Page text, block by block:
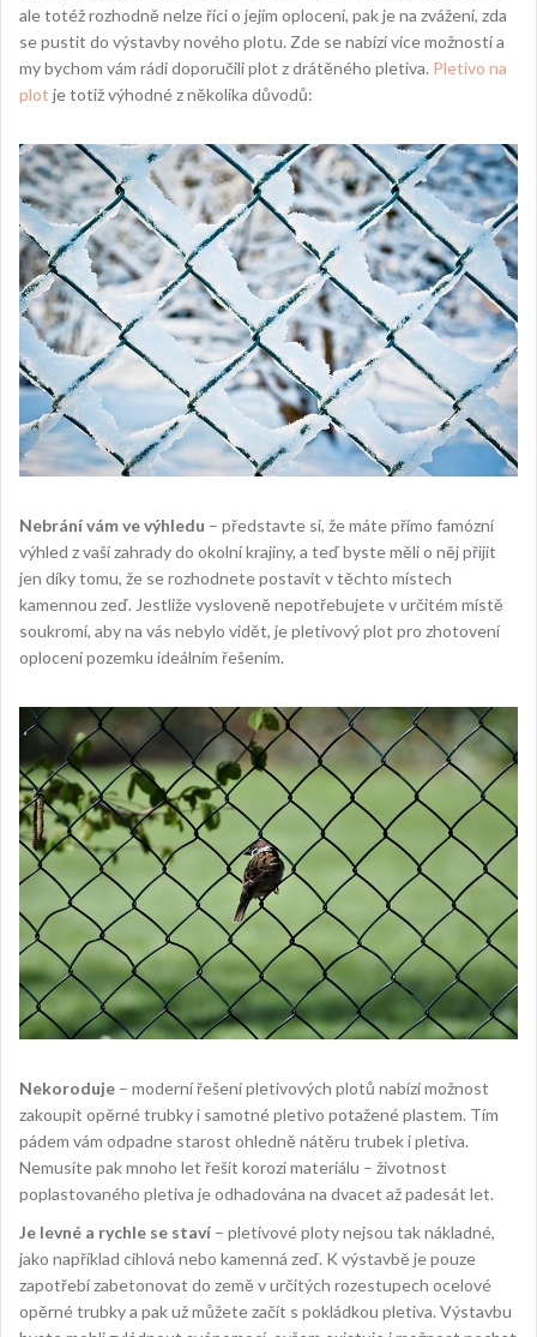
ale totéž rozhodně nelze říci o jejím oplocení, pak je na zvážení, zda
se pustit do výstavby nového plotu. Zde se nabízí více možností a
my bychom vám rádi doporučili plot z drátěného pletiva. Pletivo na
plot je totiž výhodné z několika důvodů:
Nebrání vám ve výhledu – představte si, že máte přímo famózní
výhled z vaší zahrady do okolní krajiny, a teď byste měli o něj přijít
jen díky tomu, že se rozhodnete postavit v těchto místech
kamennou zeď. Jestliže vysloveně nepotřebujete v určitém místě
soukromí, aby na vás nebylo vidět, je pletivový plot pro zhotovení
oplocení pozemku ideálním řešením.
Nekoroduje – moderní řešení pletivových plotů nabízí možnost
zakoupit opěrné trubky i samotné pletivo potažené plastem. Tím
pádem vám odpadne starost ohledně nátěru trubek i pletiva.
Nemusíte pak mnoho let řešit korozi materiálu – životnost
poplastovaného pletiva je odhadována na dvacet až padesát let.
Je levné a rychle se staví – pletivové ploty nejsou tak nákladné,
jako například cihlová nebo kamenná zeď. K výstavbě je pouze
zapotřebí zabetonovat do země v určitých rozestupech ocelové
opěrné trubky a pak už můžete začít s pokládkou pletiva. Výstavbu